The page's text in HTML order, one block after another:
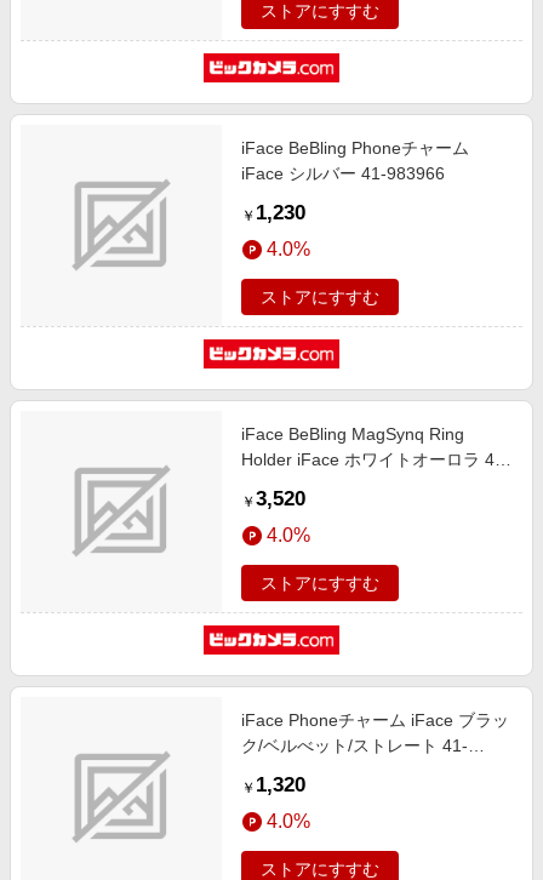
ストアにすすむ
iFace BeBling Phoneチャーム
iFace シルバー 41-983966
￥ 1,230
4.0%
ストアにすすむ
iFace BeBling MagSynq Ring
Holder iFace ホワイトオーロラ 41-
￥ 3,520
4.0%
ストアにすすむ
iFace Phoneチャーム iFace ブラッ
ク/ベルべット/ストレート 41-
￥ 1,320
4.0%
ストアにすすむ